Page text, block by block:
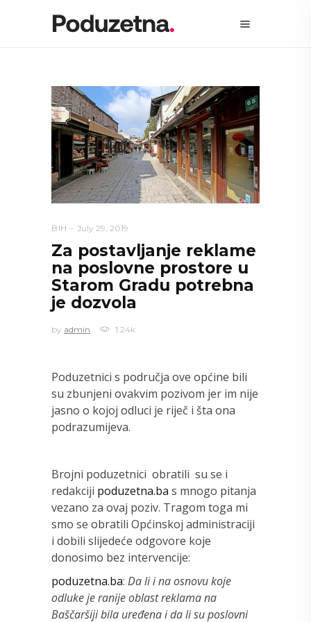
BIH July 29, 2019
Za postavljanje reklame
na poslovne prostore u
Starom Gradu potrebna
je dozvola
by admin 1.24k
Poduzetnici s područja ove općine bili
su zbunjeni ovakvim pozivom jer im nije
jasno o kojoj odluci je riječ i šta ona
podrazumijeva.
Brojni poduzetnici obratili su se i
redakciji poduzetna.ba s mnogo pitanja
vezano za ovaj poziv. Tragom toga mi
smo se obratili Općinskoj administraciji
i dobili slijedeće odgovore koje
donosimo bez intervencije:
poduzetna.ba: Da li i na osnovu koje
odluke je ranije oblast reklama na
Baščaršiji bila uređena i da li su poslovni